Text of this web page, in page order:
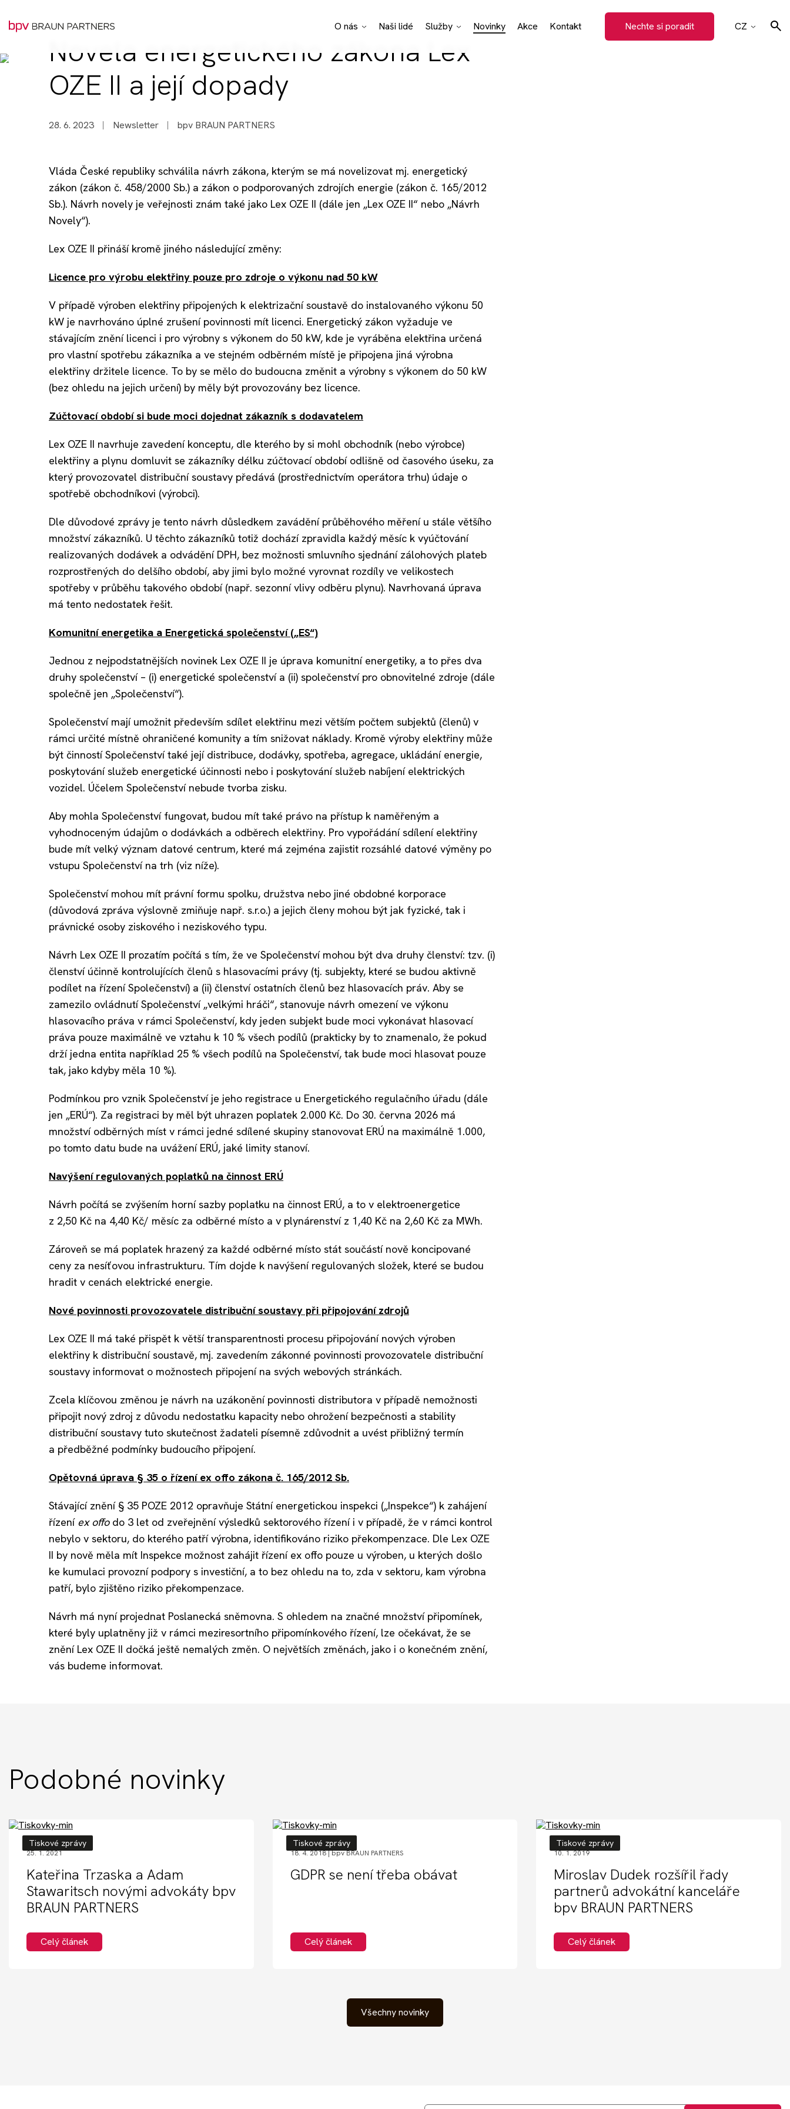
O nás
Naši lidé
Služby
Novinky Akce Kontakt Nechte si poradit
CZ
Novela energetického zákona Lex
OZE II a její dopady
28. 6. 2023 Newsletter bpv BRAUN PARTNERS
Vláda České republiky schválila návrh zákona, kterým se má novelizovat mj. energetický
zákon (zákon č. 458/2000 Sb.) a zákon o podporovaných zdrojích energie (zákon č. 165/2012
Sb.). Návrh novely je veřejnosti znám také jako Lex OZE II (dále jen „Lex OZE II“ nebo „Návrh
Novely“).
Lex OZE II přináší kromě jiného následující změny:
Licence pro výrobu elektřiny pouze pro zdroje o výkonu nad 50 kW
V případě výroben elektřiny připojených k elektrizační soustavě do instalovaného výkonu 50
kW je navrhováno úplné zrušení povinnosti mít licenci. Energetický zákon vyžaduje ve
stávajícím znění licenci i pro výrobny s výkonem do 50 kW, kde je vyráběna elektřina určená
pro vlastní spotřebu zákazníka a ve stejném odběrném místě je připojena jiná výrobna
elektřiny držitele licence. To by se mělo do budoucna změnit a výrobny s výkonem do 50 kW
(bez ohledu na jejich určení) by měly být provozovány bez licence.
Zúčtovací období si bude moci dojednat zákazník s dodavatelem
Lex OZE II navrhuje zavedení konceptu, dle kterého by si mohl obchodník (nebo výrobce)
elektřiny a plynu domluvit se zákazníky délku zúčtovací období odlišně od časového úseku, za
který provozovatel distribuční soustavy předává (prostřednictvím operátora trhu) údaje o
spotřebě obchodníkovi (výrobci).
Dle důvodové zprávy je tento návrh důsledkem zavádění průběhového měření u stále většího
množství zákazníků. U těchto zákazníků totiž dochází zpravidla každý měsíc k vyúčtování
realizovaných dodávek a odvádění DPH, bez možnosti smluvního sjednání zálohových plateb
rozprostřených do delšího období, aby jimi bylo možné vyrovnat rozdíly ve velikostech
spotřeby v průběhu takového období (např. sezonní vlivy odběru plynu). Navrhovaná úprava
má tento nedostatek řešit.
Komunitní energetika a Energetická společenství („ES“)
Jednou z nejpodstatnějších novinek Lex OZE II je úprava komunitní energetiky, a to přes dva
druhy společenství – (i) energetické společenství a (ii) společenství pro obnovitelné zdroje (dále
společně jen „Společenství“).
Společenství mají umožnit především sdílet elektřinu mezi větším počtem subjektů (členů) v
rámci určité místně ohraničené komunity a tím snižovat náklady. Kromě výroby elektřiny může
být činností Společenství také její distribuce, dodávky, spotřeba, agregace, ukládání energie,
poskytování služeb energetické účinnosti nebo i poskytování služeb nabíjení elektrických
vozidel. Účelem Společenství nebude tvorba zisku.
Aby mohla Společenství fungovat, budou mít také právo na přístup k naměřeným a
vyhodnoceným údajům o dodávkách a odběrech elektřiny. Pro vypořádání sdílení elektřiny
bude mít velký význam datové centrum, které má zejména zajistit rozsáhlé datové výměny po
vstupu Společenství na trh (viz níže).
Společenství mohou mít právní formu spolku, družstva nebo jiné obdobné korporace
(důvodová zpráva výslovně zmiňuje např. s.r.o.) a jejich členy mohou být jak fyzické, tak i
právnické osoby ziskového i neziskového typu.
Návrh Lex OZE II prozatím počítá s tím, že ve Společenství mohou být dva druhy členství: tzv. (i)
členství účinně kontrolujících členů s hlasovacími právy (tj. subjekty, které se budou aktivně
podílet na řízení Společenství) a (ii) členství ostatních členů bez hlasovacích práv. Aby se
zamezilo ovládnutí Společenství „velkými hráči“, stanovuje návrh omezení ve výkonu
hlasovacího práva v rámci Společenství, kdy jeden subjekt bude moci vykonávat hlasovací
práva pouze maximálně ve vztahu k 10 % všech podílů (prakticky by to znamenalo, že pokud
drží jedna entita například 25 % všech podílů na Společenství, tak bude moci hlasovat pouze
tak, jako kdyby měla 10 %).
Podmínkou pro vznik Společenství je jeho registrace u Energetického regulačního úřadu (dále
jen „ERÚ“). Za registraci by měl být uhrazen poplatek 2.000 Kč. Do 30. června 2026 má
množství odběrných míst v rámci jedné sdílené skupiny stanovovat ERÚ na maximálně 1.000,
po tomto datu bude na uvážení ERÚ, jaké limity stanoví.
Navýšení regulovaných poplatků na činnost ERÚ
Návrh počítá se zvýšením horní sazby poplatku na činnost ERÚ, a to v elektroenergetice
z 2,50 Kč na 4,40 Kč/ měsíc za odběrné místo a v plynárenství z 1,40 Kč na 2,60 Kč za MWh.
Zároveň se má poplatek hrazený za každé odběrné místo stát součástí nově koncipované
ceny za nesíťovou infrastrukturu. Tím dojde k navýšení regulovaných složek, které se budou
hradit v cenách elektrické energie.
Nové povinnosti provozovatele distribuční soustavy při připojování zdrojů
Lex OZE II má také přispět k větší transparentnosti procesu připojování nových výroben
elektřiny k distribuční soustavě, mj. zavedením zákonné povinnosti provozovatele distribuční
soustavy informovat o možnostech připojení na svých webových stránkách.
Zcela klíčovou změnou je návrh na uzákonění povinnosti distributora v případě nemožnosti
připojit nový zdroj z důvodu nedostatku kapacity nebo ohrožení bezpečnosti a stability
distribuční soustavy tuto skutečnost žadateli písemně zdůvodnit a uvést přibližný termín
a předběžné podmínky budoucího připojení.
Opětovná úprava § 35 o řízení ex offo zákona č. 165/2012 Sb.
Stávající znění § 35 POZE 2012 opravňuje Státní energetickou inspekci („Inspekce“) k zahájení
řízení ex offo do 3 let od zveřejnění výsledků sektorového řízení i v případě, že v rámci kontrol
nebylo v sektoru, do kterého patří výrobna, identifikováno riziko překompenzace. Dle Lex OZE
II by nově měla mít Inspekce možnost zahájit řízení ex offo pouze u výroben, u kterých došlo
ke kumulaci provozní podpory s investiční, a to bez ohledu na to, zda v sektoru, kam výrobna
patří, bylo zjištěno riziko překompenzace.
Návrh má nyní projednat Poslanecká sněmovna. S ohledem na značné množství připomínek,
které byly uplatněny již v rámci meziresortního připomínkového řízení, lze očekávat, že se
znění Lex OZE II dočká ještě nemalých změn. O největších změnách, jako i o konečném znění,
vás budeme informovat.
Podobné novinky
Tiskové zprávy
25. 1. 2021
Kateřina Trzaska a Adam
Stawaritsch novými advokáty bpv
BRAUN PARTNERS
Celý článek
Tiskové zprávy
18. 4. 2018 |bpv BRAUN PARTNERS
GDPR se není třeba obávat
Celý článek
Tiskové zprávy
10. 1. 2019
Miroslav Dudek rozšířil řady
partnerů advokátní kanceláře
bpv BRAUN PARTNERS
Celý článek
Všechny novinky